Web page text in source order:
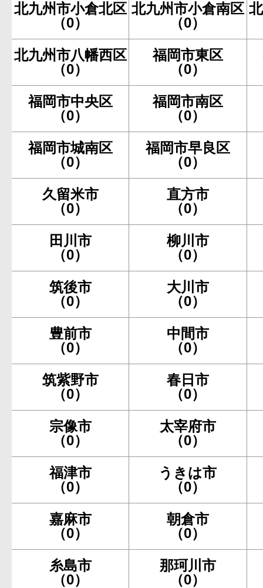
北九州市小倉北区
（0）
北九州市小倉南区
（0）
北九州市八幡西区
（0）
福岡市東区
（0）
福岡市中央区
（0）
福岡市南区
（0）
福岡市城南区
（0）
福岡市早良区
（0）
久留米市
（0）
直方市
（0）
田川市
（0）
柳川市
（0）
筑後市
（0）
大川市
（0）
豊前市
（0）
中間市
（0）
筑紫野市
（0）
春日市
（0）
宗像市
（0）
太宰府市
（0）
福津市
（0）
うきは市
（0）
嘉麻市
（0）
朝倉市
（0）
糸島市
（0）
那珂川市
（0）